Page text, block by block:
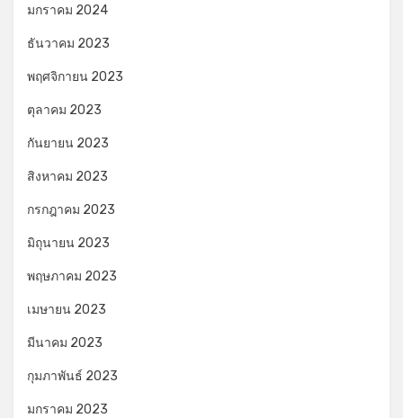
มกราคม 2024
ธันวาคม 2023
พฤศจิกายน 2023
ตุลาคม 2023
กันยายน 2023
สิงหาคม 2023
กรกฎาคม 2023
มิถุนายน 2023
พฤษภาคม 2023
เมษายน 2023
มีนาคม 2023
กุมภาพันธ์ 2023
มกราคม 2023